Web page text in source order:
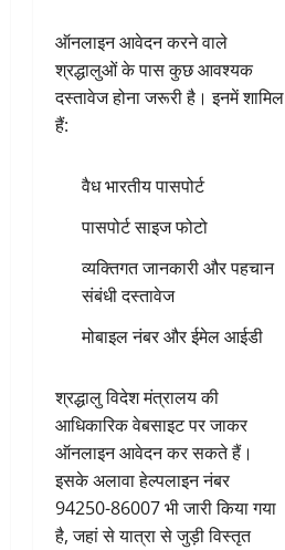
ऑनलाइन आवेदन करने वाले
श्रद्धालुओं के पास कुछ आवश्यक
दस्तावेज होना जरूरी है। इनमें शामिल
हैं:
वैध भारतीय पासपोर्ट
पासपोर्ट साइज फोटो
व्यक्तिगत जानकारी और पहचान
संबंधी दस्तावेज
मोबाइल नंबर और ईमेल आईडी
श्रद्धालु विदेश मंत्रालय की
आधिकारिक वेबसाइट पर जाकर
ऑनलाइन आवेदन कर सकते हैं।
इसके अलावा हेल्पलाइन नंबर
94250-86007 भी जारी किया गया
है, जहां से यात्रा से जुड़ी विस्तृत